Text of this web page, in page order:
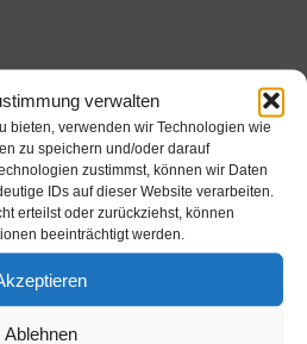
verwalten
bieten, verwenden wir Technologien wie
zu speichern und/oder darauf
zustimmst, können wir Daten
IDs auf dieser Website verarbeiten.
erteilst oder zurückziehst, können
beeinträchtigt werden.
Ablehnen